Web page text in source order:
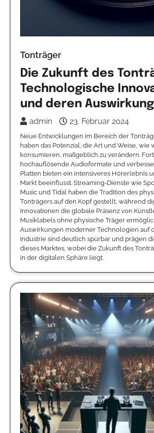
Tonträger
Die Zukunft des
Technologische
und deren
admin 23. Februar 2024
Neue Entwicklungen im Bereich der
haben das Potenzial, die Art und Weise, wie
konsumieren, maßgeblich zu verändern.
hochauflösende Audioformate und
Platten bieten ein intensiveres Hörerlebnis
Markt beeinflusst. Streaming-Dienste wie
Music und Tidal haben die Tradition des
Tonträgers auf den Kopf gestellt, während
Innovationen die globale Präsenz von
Musiklabels ohne physische Träger
Auswirkungen moderner Technologien auf
Industrie sind deutlich spürbar und prägen
dieses Marktes, wobei die Zukunft des
in der digitalen Sphäre liegt.